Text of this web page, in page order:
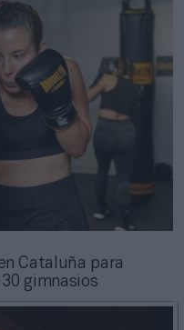
Cataluña para
gimnasios